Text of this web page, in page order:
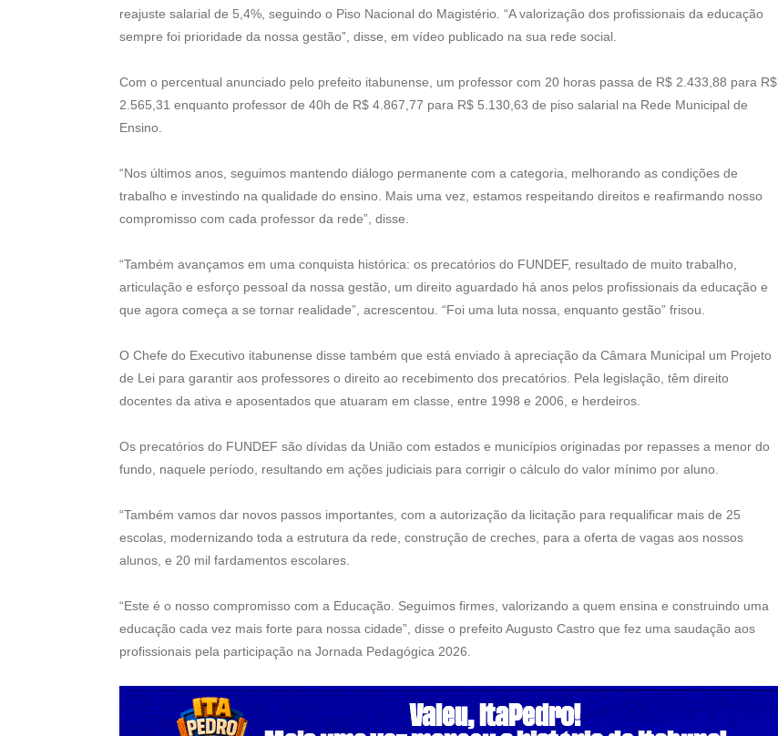
reajuste salarial de 5,4%, seguindo o Piso Nacional do Magistério. “A valorização dos profissionais da educação
sempre foi prioridade da nossa gestão”, disse, em vídeo publicado na sua rede social.
Com o percentual anunciado pelo prefeito itabunense, um professor com 20 horas passa de R$ 2.433,88 para R$
2.565,31 enquanto professor de 40h de R$ 4.867,77 para R$ 5.130,63 de piso salarial na Rede Municipal de
Ensino.
“Nos últimos anos, seguimos mantendo diálogo permanente com a categoria, melhorando as condições de
trabalho e investindo na qualidade do ensino. Mais uma vez, estamos respeitando direitos e reafirmando nosso
compromisso com cada professor da rede”, disse.
“Também avançamos em uma conquista histórica: os precatórios do FUNDEF, resultado de muito trabalho,
articulação e esforço pessoal da nossa gestão, um direito aguardado há anos pelos profissionais da educação e
que agora começa a se tornar realidade”, acrescentou. “Foi uma luta nossa, enquanto gestão” frisou.
O Chefe do Executivo itabunense disse também que está enviado à apreciação da Câmara Municipal um Projeto
de Lei para garantir aos professores o direito ao recebimento dos precatórios. Pela legislação, têm direito
docentes da ativa e aposentados que atuaram em classe, entre 1998 e 2006, e herdeiros.
Os precatórios do FUNDEF são dívidas da União com estados e municípios originadas por repasses a menor do
fundo, naquele período, resultando em ações judiciais para corrigir o cálculo do valor mínimo por aluno.
“Também vamos dar novos passos importantes, com a autorização da licitação para requalificar mais de 25
escolas, modernizando toda a estrutura da rede, construção de creches, para a oferta de vagas aos nossos
alunos, e 20 mil fardamentos escolares.
“Este é o nosso compromisso com a Educação. Seguimos firmes, valorizando a quem ensina e construindo uma
educação cada vez mais forte para nossa cidade”, disse o prefeito Augusto Castro que fez uma saudação aos
profissionais pela participação na Jornada Pedagógica 2026.